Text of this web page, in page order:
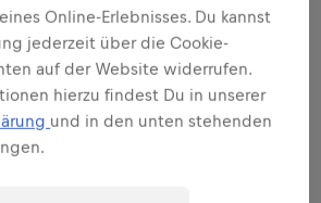
und Aufgaben, in
bewegt werden kann:
von qualitativ
Süßspeisen für das
Online-Erlebnisses. Du kannst
jederzeit über die Cookie-
auf der Website widerrufen.
hierzu findest Du in unserer
und in den unten stehenden